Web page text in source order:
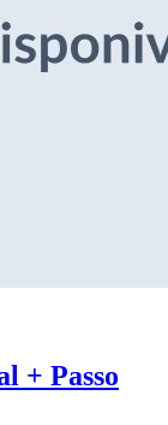
+ Passo